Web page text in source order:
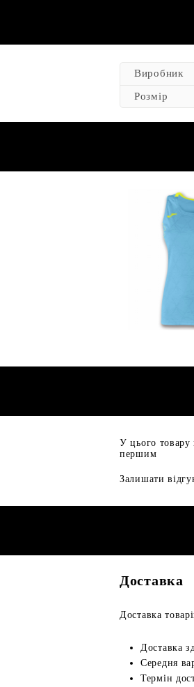
Виробник
Розмір
У цього товару
першим
Залишати
Доставка
Доставка
Доставка
Середня
Термін